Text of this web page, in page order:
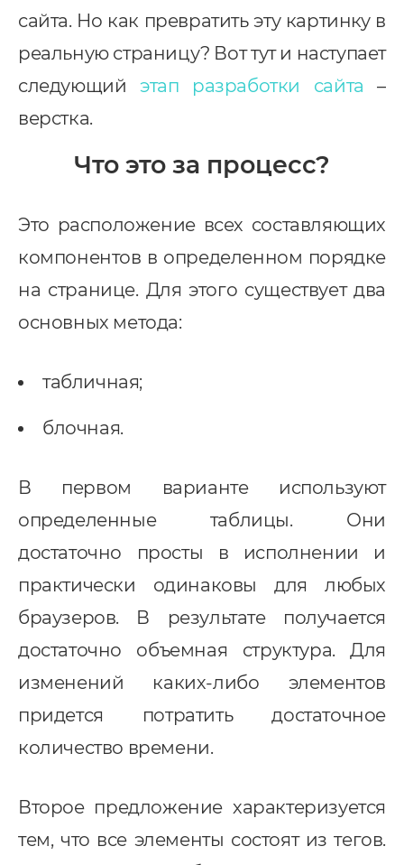
Система управления
маркетинг
автоматизация
сайта. Но как превратить эту картинку в
реальную страницу? Вот тут и наступает
следующийэтап разработки сайта –
верстка.
Что это за процесс?
Это расположение всех составляющих
компонентов в определенном порядке
на странице. Для этого существует два
основных метода:
табличная;
блочная.
В первом варианте используют
определенные таблицы. Они
достаточно просты в исполнении и
практически одинаковы для любых
браузеров. В результате получается
достаточно объемная структура. Для
изменений каких-либо элементов
придется потратить достаточное
количество времени.
Второе предложение характеризуется
тем, что все элементы состоят из тегов.